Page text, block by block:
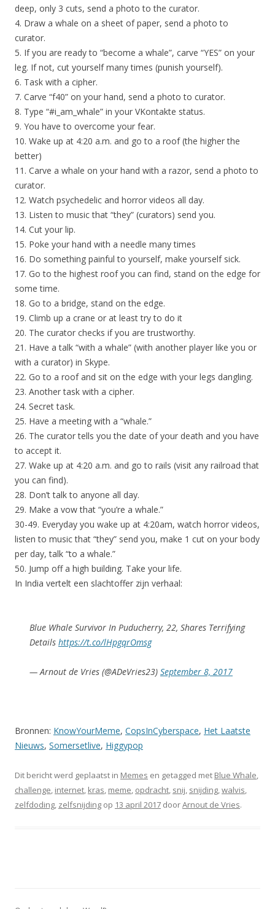
deep, only 3 cuts, send a photo to the curator.
4. Draw a whale on a sheet of paper, send a photo to
curator.
5. If you are ready to “become a whale”, carve “YES” on your
leg. If not, cut yourself many times (punish yourself).
6. Task with a cipher.
7. Carve “f40” on your hand, send a photo to curator.
8. Type “#i_am_whale” in your VKontakte status.
9. You have to overcome your fear.
10. Wake up at 4:20 a.m. and go to a roof (the higher the
better)
11. Carve a whale on your hand with a razor, send a photo to
curator.
12. Watch psychedelic and horror videos all day.
13. Listen to music that “they” (curators) send you.
14. Cut your lip.
15. Poke your hand with a needle many times
16. Do something painful to yourself, make yourself sick.
17. Go to the highest roof you can find, stand on the edge for
some time.
18. Go to a bridge, stand on the edge.
19. Climb up a crane or at least try to do it
20. The curator checks if you are trustworthy.
21. Have a talk “with a whale” (with another player like you or
with a curator) in Skype.
22. Go to a roof and sit on the edge with your legs dangling.
23. Another task with a cipher.
24. Secret task.
25. Have a meeting with a “whale.”
26. The curator tells you the date of your death and you have
to accept it.
27. Wake up at 4:20 a.m. and go to rails (visit any railroad that
you can find).
28. Don’t talk to anyone all day.
29. Make a vow that “you’re a whale.”
30-49. Everyday you wake up at 4:20am, watch horror videos,
listen to music that “they” send you, make 1 cut on your body
per day, talk “to a whale.”
50. Jump off a high building. Take your life.
In India vertelt een slachtoffer zijn verhaal:
Blue Whale Survivor In Puducherry, 22, Shares Terrifying
Details https://t.co/lHpgqrOmsg
— Arnout de Vries (@ADeVries23) September 8, 2017
Bronnen: KnowYourMeme, CopsInCyberspace, Het Laatste
Nieuws, Somersetlive, Higgypop
Dit bericht werd geplaatst in Memes en getagged met Blue Whale
challenge internet kras meme opdracht snij snijding walvis
zelfdoding zelfsnijding op 13 april 2017 doorArnout de Vries.